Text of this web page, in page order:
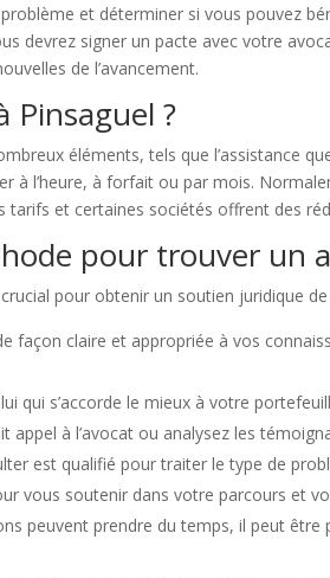
et déterminer si vous pouvez
devrez signer un pacte avec votre
de l’avancement.
Pinsaguel ?
éléments, tels que l’assistance
à l’heure, à forfait ou par mois.
tarifs et certaines sociétés offrent des
pour trouver un
pour obtenir un soutien juridique
façon claire et appropriée à vos
qui s’accorde le mieux à votre
à l’avocat ou analysez les
est qualifié pour traiter le type de
vous soutenir dans votre parcours et
peuvent prendre du temps, il peut